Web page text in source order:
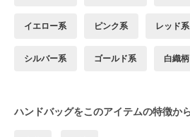
イエロー系 ピンク系 レッド系
シルバー系 ゴールド系 白織柄
ハンドバッグをこのアイテムの特徴か